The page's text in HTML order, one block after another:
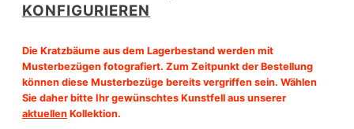
KONFIGURIEREN
Die Kratzbäume aus dem Lagerbestand werden mit
Musterbezügen fotografiert. Zum Zeitpunkt der Bestellung
können diese Musterbezüge bereits vergriffen sein. Wählen
Sie daher bitte Ihr gewünschtes Kunstfell aus unserer
aktuellenKollektion.